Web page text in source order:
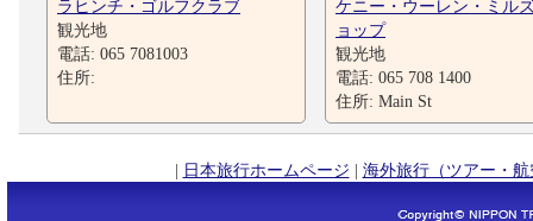
ラヒンチ・ゴルフクラブ
観光地
電話: 065 7081003
住所:
ケニー・ウーレン・ミル
ョップ
観光地
電話: 065 708 1400
住所: Main St
| 日本旅行ホームページ | 海外旅行（ツアー・航